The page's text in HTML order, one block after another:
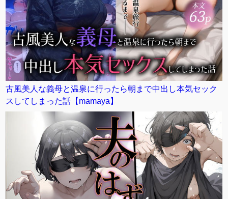
古風美人な義母と温泉に行ったら朝まで中出し本気セック
スしてしまった話【mamaya】